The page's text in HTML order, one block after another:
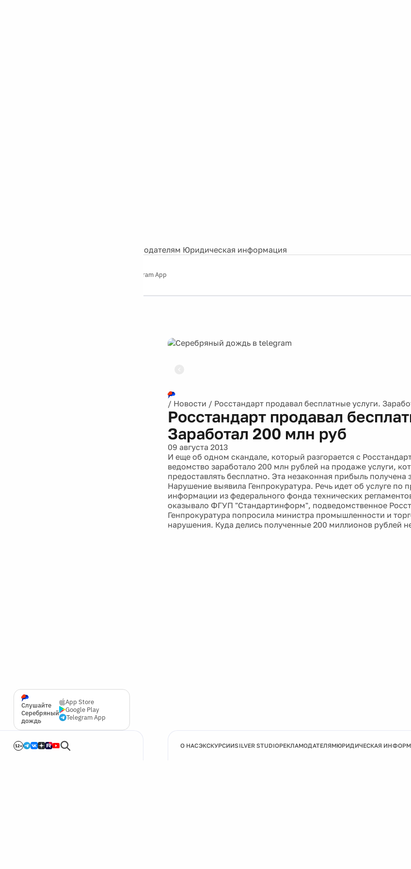
Рекламодателям Юридическая информация
Telegram App
Слушайте
Серебряный
дождь
App Store
Google Play
Telegram App
12+
/ Новости / Росстандарт продавал бесплатные услуги.
Росстандарт продавал
Заработал 200 млн руб
09 августа 2013
И еще об одном скандале, который разгорается с
ведомство заработало 200 млн рублей на продаже услуги,
предоставлять бесплатно. Эта незаконная прибыль
Нарушение выявила Генпрокуратура. Речь идет об услуге по
информации из федерального фонда технических
оказывало ФГУП "Стандартинформ", подведомственное
Генпрокуратура попросила министра промышленности и
нарушения. Куда делись полученные 200 миллионов рублей
О НАСЭКСКУРСИИSILVER STUDIOРЕКЛАМОДАТЕЛЯМЮРИДИЧЕСКАЯ